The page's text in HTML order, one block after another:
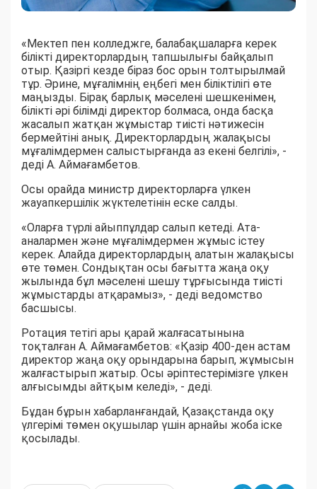
«Мектеп пен колледжге, балабақшаларға керек
білікті директорлардың тапшылығы байқалып
отыр. Қазіргі кезде біраз бос орын толтырылмай
тұр. Әрине, мұғалімнің еңбегі мен біліктілігі өте
маңызды. Бірақ барлық мәселені шешкенімен,
білікті әрі білімді директор болмаса, онда басқа
жасалып жатқан жұмыстар тиісті нәтижесін
бермейтіні анық. Директорлардың жалақысы
мұғалімдермен салыстырғанда аз екені белгілі», -
деді А. Аймағамбетов.
Осы орайда министр директорларға үлкен
жауапкершілік жүктелетінін еске салды.
«Оларға түрлі айыппұлдар салып кетеді. Ата-
аналармен және мұғалімдермен жұмыс істеу
керек. Алайда директорлардың алатын жалақысы
өте төмен. Сондықтан осы бағытта жаңа оқу
жылында бұл мәселені шешу тұрғысында тиісті
жұмыстарды атқарамыз», - деді ведомство
басшысы.
Ротация тетігі ары қарай жалғасатынына
тоқталған А. Аймағамбетов: «Қазір 400-ден астам
директор жаңа оқу орындарына барып, жұмысын
жалғастырып жатыр. Осы әріптестерімізге үлкен
алғысымды айтқым келеді», - деді.
Бұдан бұрын хабарланғандай, Қазақстанда оқу
үлгерімі төмен оқушылар үшін арнайы жоба іске
қосылады.